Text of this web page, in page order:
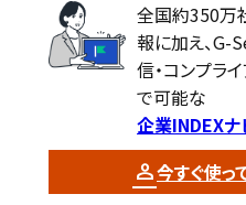
全国約350万
報に加え、G-
信・コンプラ
で可能な
企業INDEXナ
今すぐ使っ